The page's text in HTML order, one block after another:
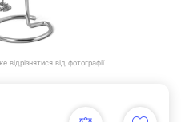
відрізнятися від фотографії